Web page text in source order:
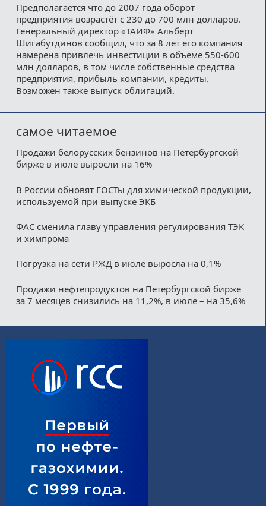
Предполагается что до 2007 года оборот
предприятия возрастёт с 230 до 700 млн долларов.
Генеральный директор «ТАИФ» Альберт
Шигабутдинов сообщил, что за 8 лет его компания
намерена привлечь инвестиции в объеме 550-600
млн долларов, в том числе собственные средства
предприятия, прибыль компании, кредиты.
Возможен также выпуск облигаций.
самое читаемое
Продажи белорусских бензинов на Петербургской
бирже в июле выросли на 16%
В России обновят ГОСТы для химической продукции,
используемой при выпуске ЭКБ
ФАС сменила главу управления регулирования ТЭК
и химпрома
Погрузка на сети РЖД в июле выросла на 0,1%
Продажи нефтепродуктов на Петербургской бирже
за 7 месяцев снизились на 11,2%, в июле – на 35,6%